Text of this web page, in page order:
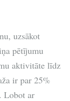
uzsākot
pētījumu
aktivitāte līdz
ir par 25%
Lobot ar